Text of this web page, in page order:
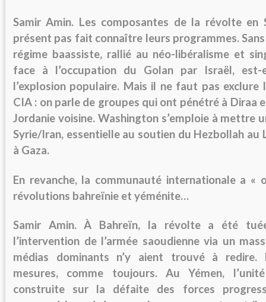
Samir Amin. Les composantes de la révolte en
présent pas fait connaître leurs programmes.
régime baassiste, rallié au néo-libéralisme et
face à l’occupation du Golan par Israël, est-
l’explosion populaire. Mais il ne faut pas exclure
CIA : on parle de groupes qui ont pénétré à Diraa
Jordanie voisine. Washington s’emploie à mettre
Syrie/Iran, essentielle au soutien du Hezbollah au
à Gaza.
En revanche, la communauté internationale a «
révolutions bahreïnie et yéménite…
Samir Amin.À Bahreïn, la révolte a été
l’intervention de l’armée saoudienne via un
médias dominants n’y aient trouvé à redire.
mesures, comme toujours. Au Yémen,
construite sur la défaite des forces